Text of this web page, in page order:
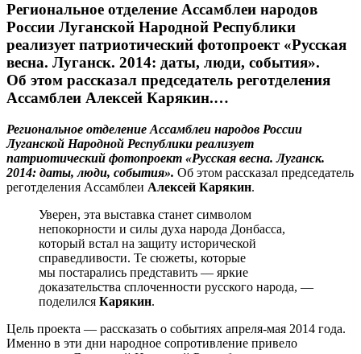
Региональное отделение Ассамблеи народов
России Луганской Народной Республики
реализует патриотический фотопроект «Русская
весна. Луганск. 2014: даты, люди, события».
Об этом рассказал председатель реготделения
Ассамблеи Алексей Карякин.…
Региональное отделение Ассамблеи народов России
Луганской Народной Республики реализует
патриотический фотопроект «Русская весна. Луганск.
2014: даты, люди, события». Об этом рассказал председатель
реготделения Ассамблеи Алексей Карякин.
Уверен, эта выставка станет символом
непокорности и силы духа народа Донбасса,
который встал на защиту исторической
справедливости. Те сюжеты, которые
мы постарались представить — яркие
доказательства сплоченности русского народа, —
поделился Карякин.
Цель проекта — рассказать о событиях апреля-мая 2014 года.
Именно в эти дни народное сопротивление привело